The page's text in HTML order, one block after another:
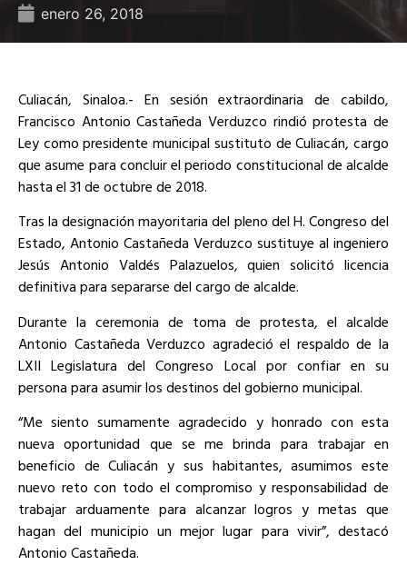
enero 26, 2018
Culiacán, Sinaloa.- En sesión extraordinaria de cabildo,
Francisco Antonio Castañeda Verduzco rindió protesta de
Ley como presidente municipal sustituto de Culiacán, cargo
que asume para concluir el periodo constitucional de alcalde
hasta el 31 de octubre de 2018.
Tras la designación mayoritaria del pleno del H. Congreso del
Estado, Antonio Castañeda Verduzco sustituye al ingeniero
Jesús Antonio Valdés Palazuelos, quien solicitó licencia
definitiva para separarse del cargo de alcalde.
Durante la ceremonia de toma de protesta, el alcalde
Antonio Castañeda Verduzco agradeció el respaldo de la
LXII Legislatura del Congreso Local por confiar en su
persona para asumir los destinos del gobierno municipal.
“Me siento sumamente agradecido y honrado con esta
nueva oportunidad que se me brinda para trabajar en
beneficio de Culiacán y sus habitantes, asumimos este
nuevo reto con todo el compromiso y responsabilidad de
trabajar arduamente para alcanzar logros y metas que
hagan del municipio un mejor lugar para vivir”, destacó
Antonio Castañeda.